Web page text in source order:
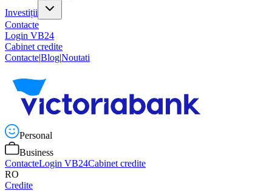
Investiții
Contacte
Login VB24
Cabinet credite
Contacte|Blog|Noutati
Personal
Business
ContacteLogin VB24Cabinet credite
RO
Credite